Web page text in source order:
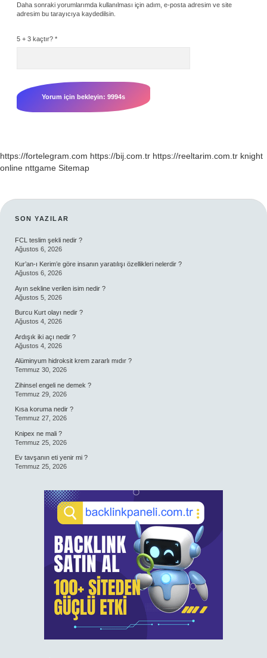
Daha sonraki yorumlarımda kullanılması için adım, e-posta adresim ve site
adresim bu tarayıcıya kaydedilsin.
5 + 3 kaçtır? *
https://fortelegram.com https://bij.com.tr https://reeltarim.com.tr knight
online nttgame Sitemap
SIDEBAR
SON YAZILAR
FCL teslim şekli nedir ?
Ağustos 6, 2026
Kur’an-ı Kerim’e göre insanın yaratılışı özellikleri nelerdir ?
Ağustos 6, 2026
Ayın sekline verilen isim nedir ?
Ağustos 5, 2026
Burcu Kurt olayı nedir ?
Ağustos 4, 2026
Ardışık iki açı nedir ?
Ağustos 4, 2026
Alüminyum hidroksit krem zararlı mıdır ?
Temmuz 30, 2026
Zihinsel engeli ne demek ?
Temmuz 29, 2026
Kısa koruma nedir ?
Temmuz 27, 2026
Knipex ne mali ?
Temmuz 25, 2026
Ev tavşanın eti yenir mi ?
Temmuz 25, 2026